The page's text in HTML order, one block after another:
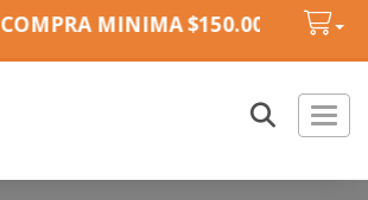
COMPRA MINIMA $150.000